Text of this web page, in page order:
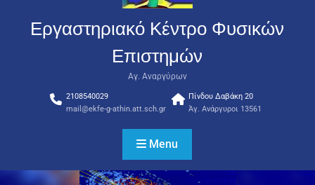
Εργαστηριακό Κέντρο Φυσικών
Επιστημών
Αγ. Αναργύρων
2108540029
mail@ekfe-g-athin.att.sch.gr
Πίνδου Δαβάκη 20
Άγ. Ανάργυροι 13561
Menu